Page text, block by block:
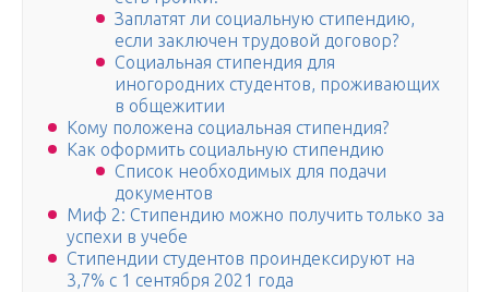
Заплатят ли социальную стипендию,
если заключен трудовой договор?
Социальная стипендия для
иногородних студентов, проживающих
в общежитии
Кому положена социальная стипендия?
Как оформить социальную стипендию
Список необходимых для подачи
документов
Миф 2: Стипендию можно получить только за
успехи в учебе
Стипендии студентов проиндексируют на
3,7% с 1 сентября 2021 года